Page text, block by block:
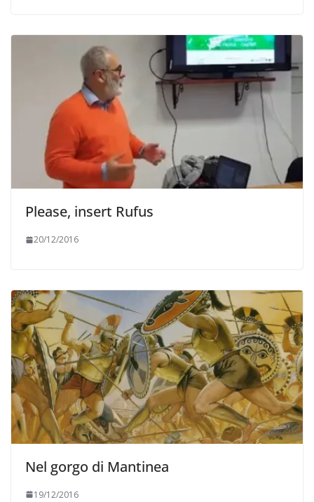
Please, insert Rufus
20/12/2016
Nel gorgo di Mantinea
19/12/2016